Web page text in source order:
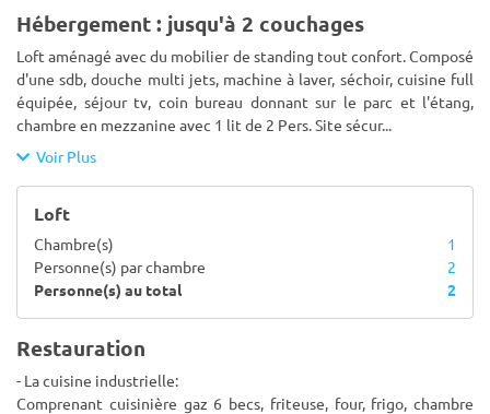
Hébergement : jusqu'à 2 couchages
Loft aménagé avec du mobilier de standing tout confort. Composé
d'une sdb, douche multi jets, machine à laver, séchoir, cuisine full
équipée, séjour tv, coin bureau donnant sur le parc et l'étang,
chambre en mezzanine avec 1 lit de 2 Pers. Site sécur...
Voir Plus
Loft
Chambre(s)
1
Personne(s) par chambre
2
Personne(s) au total
2
Restauration
- La cuisine industrielle:
Comprenant cuisinière gaz 6 becs, friteuse, four, frigo, chambre